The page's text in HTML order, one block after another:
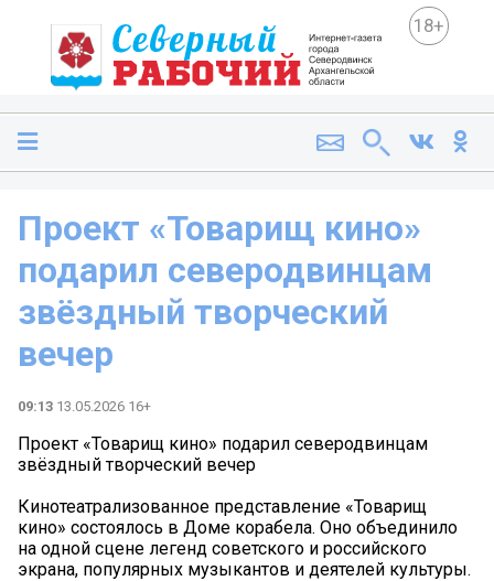
18+
Проект «Товарищ кино»
подарил северодвинцам
звёздный творческий
вечер
09:13 13.05.2026 16+
Проект «Товарищ кино» подарил северодвинцам
звёздный творческий вечер
Кинотеатрализованное представление «Товарищ
кино» состоялось в Доме корабела. Оно объединило
на одной сцене легенд советского и российского
экрана, популярных музыкантов и деятелей культуры.